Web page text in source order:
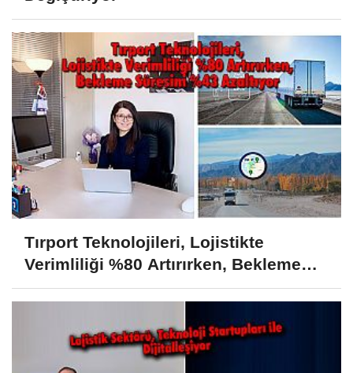
Tırport Teknolojileri, Lojistikte
Verimliliği %80 Artırırken, Bekleme
Süresini %43 Azaltıyor